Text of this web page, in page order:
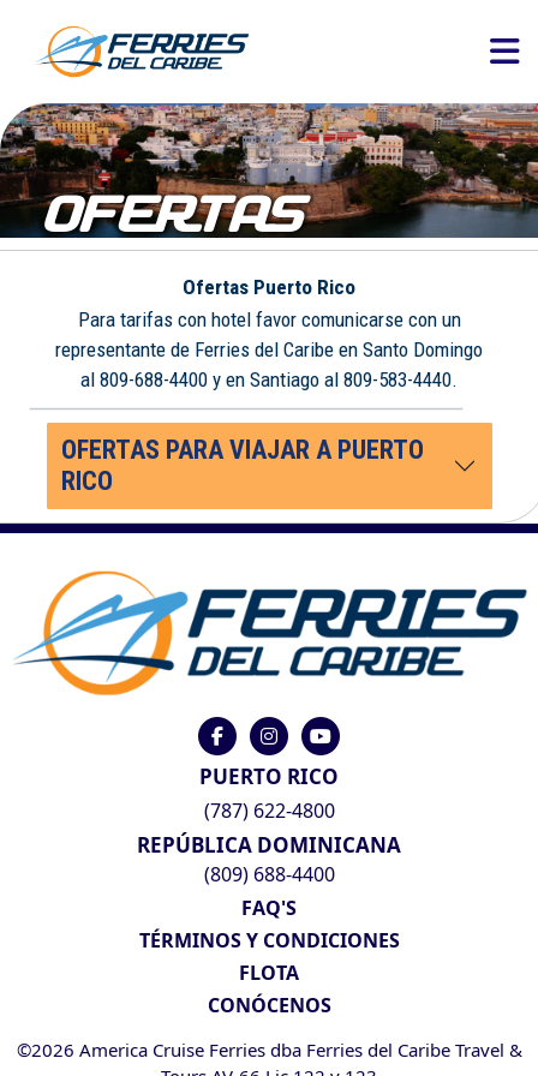
OFERTAS
Ofertas Puerto Rico
Para tarifas con hotel favor comunicarse con un
representante de Ferries del Caribe en Santo Domingo
al 809-688-4400 y en Santiago al 809-583-4440.
OFERTAS PARA VIAJAR A PUERTO
RICO
PUERTO RICO
(787) 622-4800
REPÚBLICA DOMINICANA
(809) 688-4400
FAQ'S
TÉRMINOS Y CONDICIONES
FLOTA
CONÓCENOS
©2026 America Cruise Ferries dba Ferries del Caribe Travel &